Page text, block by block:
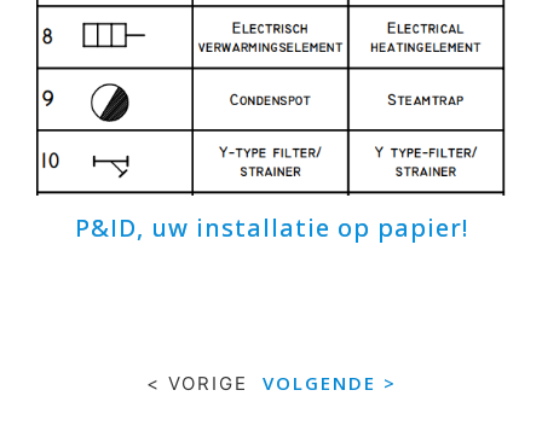
P&ID, uw installatie op papier!
< VORIGE VOLGENDE >